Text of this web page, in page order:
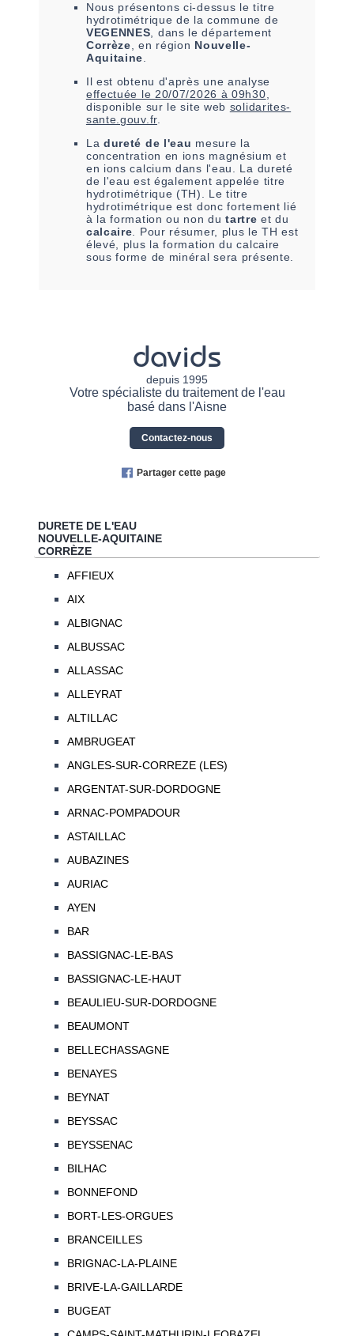
Nous présentons ci-dessus le titre
hydrotimétrique de la commune de
VEGENNES , dans le département
Corrèze , en région Nouvelle-
Aquitaine
Il est obtenu d'après une analyse
effectuée le 20/07/2026 à 09h30
disponible sur le site web solidarites-
sante.gouv.fr.
La dureté de l'eau mesure la
concentration en ions magnésium et
en ions calcium dans l'eau. La dureté
de l'eau est également appelée titre
hydrotimétrique (TH). Le titre
hydrotimétrique est donc fortement lié
à la formation ou non dutartre et du
calcaire . Pour résumer, plus le TH est
élevé, plus la formation du calcaire
sous forme de minéral sera présente.
davids
depuis 1995
Votre spécialiste du traitement de l'eau
basé dans l'Aisne
Contactez-nous
Partager cette page
DURETE DE L'EAU
NOUVELLE-AQUITAINE
CORRÈZE
AFFIEUX
AIX
ALBIGNAC
ALBUSSAC
ALLASSAC
ALLEYRAT
ALTILLAC
AMBRUGEAT
ANGLES-SUR-CORREZE (LES)
ARGENTAT-SUR-DORDOGNE
ARNAC-POMPADOUR
ASTAILLAC
AUBAZINES
AURIAC
AYEN
BAR
BASSIGNAC-LE-BAS
BASSIGNAC-LE-HAUT
BEAULIEU-SUR-DORDOGNE
BEAUMONT
BELLECHASSAGNE
BENAYES
BEYNAT
BEYSSAC
BEYSSENAC
BILHAC
BONNEFOND
BORT-LES-ORGUES
BRANCEILLES
BRIGNAC-LA-PLAINE
BRIVE-LA-GAILLARDE
BUGEAT